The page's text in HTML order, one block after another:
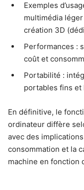
Exemples
multimédia
création 3D
Performances :
coût et
Portabilité :
portables fins et
En définitive, le
ordinateur diffère
avec des
consommation et la
machine en fonction